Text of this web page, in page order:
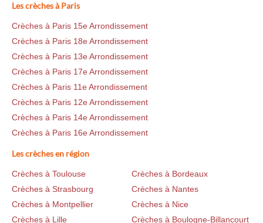
Les crèches à Paris
Crèches à Paris 15e Arrondissement
Crèches à Paris 18e Arrondissement
Crèches à Paris 13e Arrondissement
Crèches à Paris 17e Arrondissement
Crèches à Paris 11e Arrondissement
Crèches à Paris 12e Arrondissement
Crèches à Paris 14e Arrondissement
Crèches à Paris 16e Arrondissement
Les crèches en région
Crèches à Toulouse
Crèches à Bordeaux
Crèches à Strasbourg
Crèches à Nantes
Crèches à Montpellier
Crèches à Nice
Crèches à Lille
Crèches à Boulogne-Billancourt